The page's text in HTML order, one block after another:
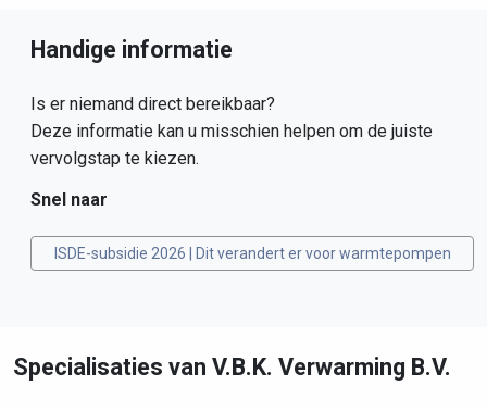
Handige informatie
Is er niemand direct bereikbaar?
Deze informatie kan u misschien helpen om de juiste
vervolgstap te kiezen.
Snel naar
ISDE-subsidie 2026 | Dit verandert er voor warmtepompen
Specialisaties van V.B.K. Verwarming B.V.